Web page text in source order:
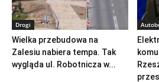
Drogi
Wielka przebudowa na
Zalesiu nabiera tempa. Tak
wygląda ul. Robotnicza w...